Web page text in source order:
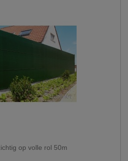
op volle rol 50m